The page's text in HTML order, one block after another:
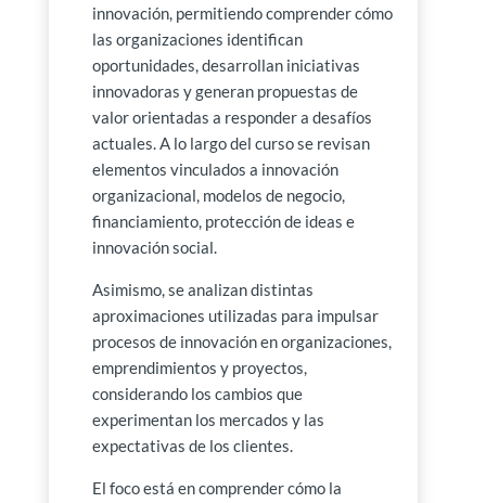
innovación, permitiendo comprender cómo
las organizaciones identifican
oportunidades, desarrollan iniciativas
innovadoras y generan propuestas de
valor orientadas a responder a desafíos
actuales. A lo largo del curso se revisan
elementos vinculados a innovación
organizacional, modelos de negocio,
financiamiento, protección de ideas e
innovación social.
Asimismo, se analizan distintas
aproximaciones utilizadas para impulsar
procesos de innovación en organizaciones,
emprendimientos y proyectos,
considerando los cambios que
experimentan los mercados y las
expectativas de los clientes.
El foco está en comprender cómo la